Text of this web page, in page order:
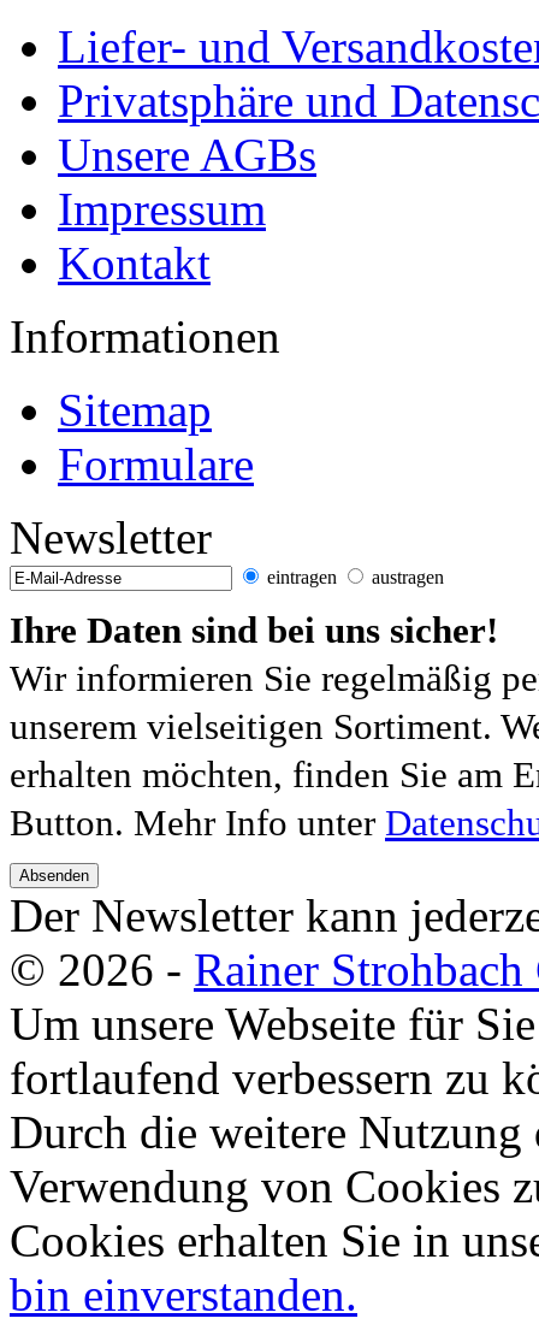
Liefer- und
Privatsphäre und
Unsere AGBs
Impressum
Kontakt
Informationen
Sitemap
Formulare
Newsletter
eintragen austragen
Ihre Daten sind bei uns sicher!
Wir informieren Sie regelmäßig
unserem vielseitigen Sortiment.
erhalten möchten, finden Sie am
Button. Mehr Info unter
Absenden
Der Newsletter kann
© 2026 - Rainer
Um unsere Webseite für
fortlaufend verbessern zu
Durch die weitere Nutzung
Verwendung von Cookies
Cookies erhalten Sie in
bin einverstanden.